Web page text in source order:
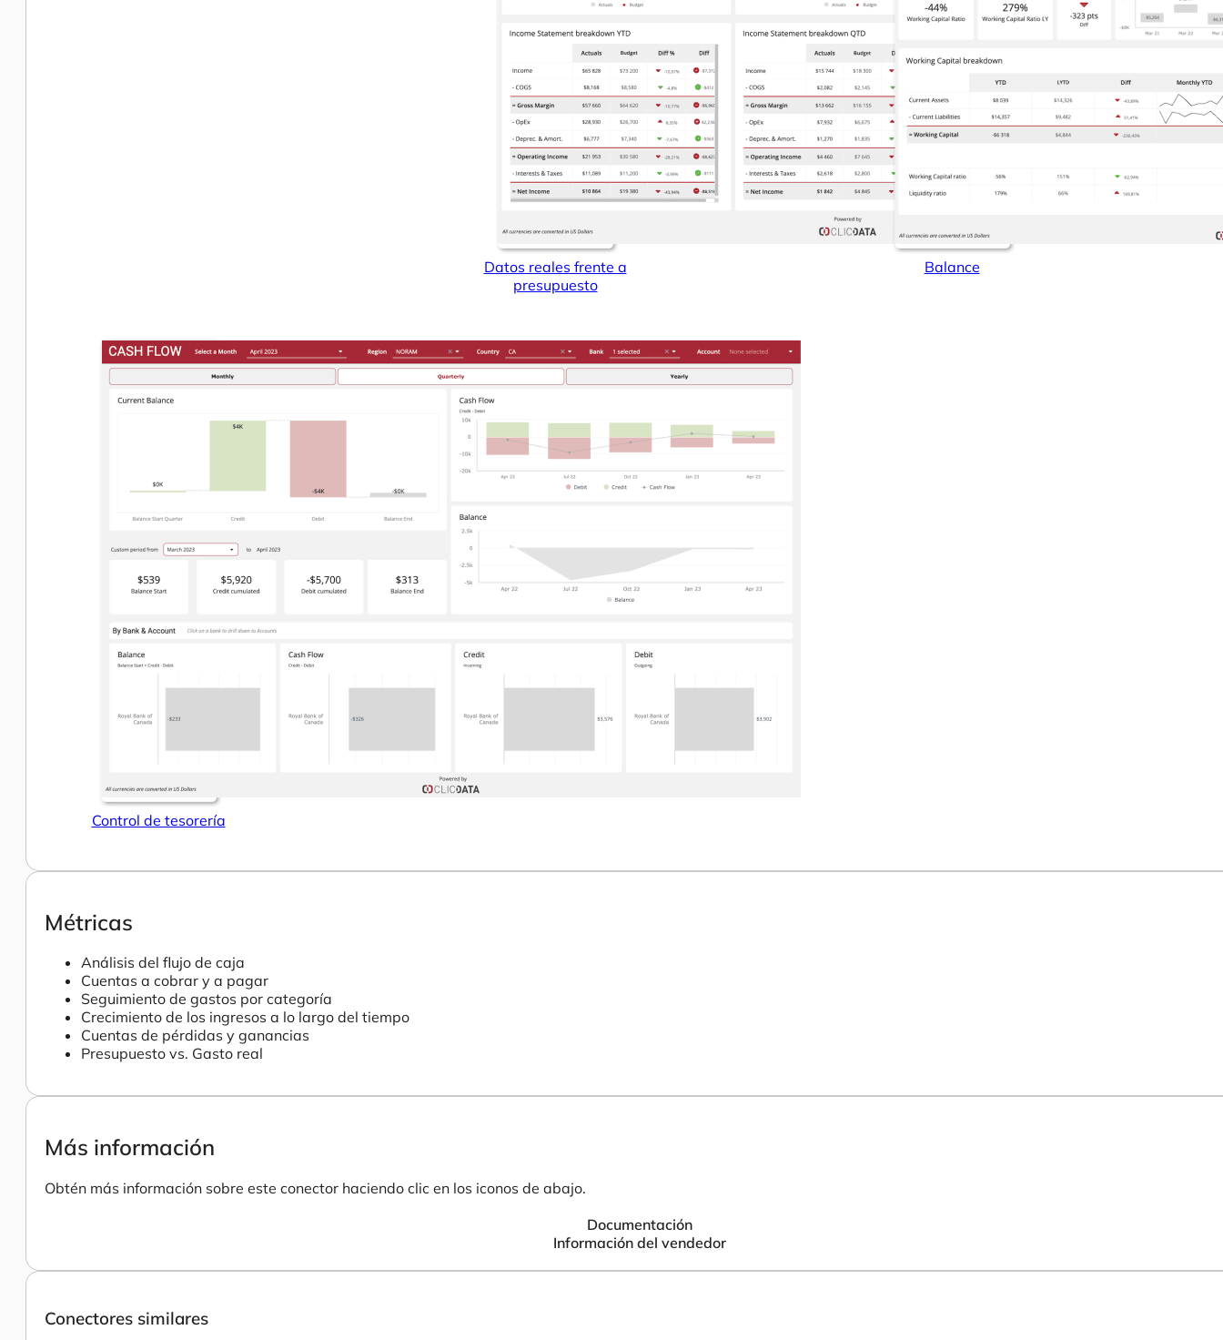
Datos reales frente a
presupuesto
Balance
Control de tesorería
Métricas
Análisis del flujo de caja
Cuentas a cobrar y a pagar
Seguimiento de gastos por categoría
Crecimiento de los ingresos a lo largo del tiempo
Cuentas de pérdidas y ganancias
Presupuesto vs. Gasto real
Más información
Obtén más información sobre este conector haciendo clic en los iconos de abajo.
Documentación
Información del vendedor
Conectores similares